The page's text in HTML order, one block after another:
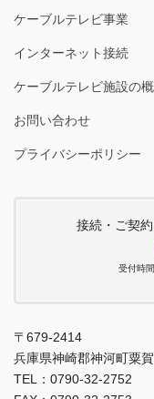
ケーブルテレビ事業
インターネット接続
ケーブルテレビ施設の
お問い合わせ
プライバシーポリシー
接続・ご契
受付時
〒679-2414
兵庫県神崎郡神河町粟
TEL：0790-32-2752